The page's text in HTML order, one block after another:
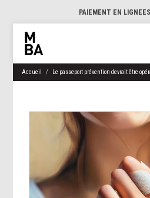
PAIEMENT EN LIGNE
Accueil Le passeport prévention devrait être